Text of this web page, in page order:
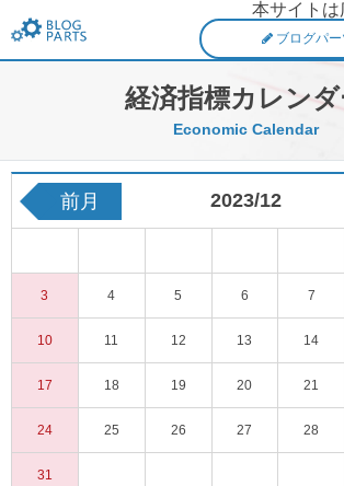
本サイトは
ブログパ
経済指標カレンダ
Economic Calendar
前月 2023/12
3 4 5 6 7
10 11 12 13 14
17 18 19 20 21
24 25 26 27 28
31